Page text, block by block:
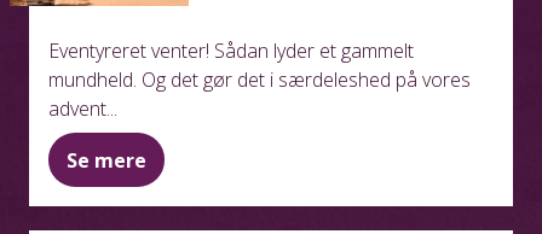
Eventyreret venter! Sådan lyder et gammelt
mundheld. Og det gør det i særdeleshed på vores
advent...
Se mere